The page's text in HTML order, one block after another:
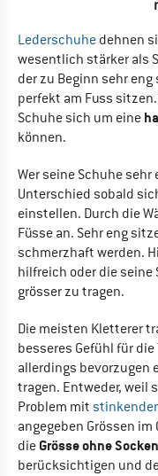
Lederschuhe dehnen
wesentlich stärker als
der zu Beginn sehr
perfekt am Fuss
Schuhe sich um eine
können.
Wer seine Schuhe
Unterschied sobald
einstellen. Durch die
Füsse an. Sehr eng
schmerzhaft werden.
hilfreich oder die seine
grösser zu tragen.
Die meisten Kletterer
besseres Gefühl für
allerdings bevorzugen
tragen. Entweder, weil
Problem mit
angegeben Grössen
die Grösse ohne Socken
berücksichtigen und